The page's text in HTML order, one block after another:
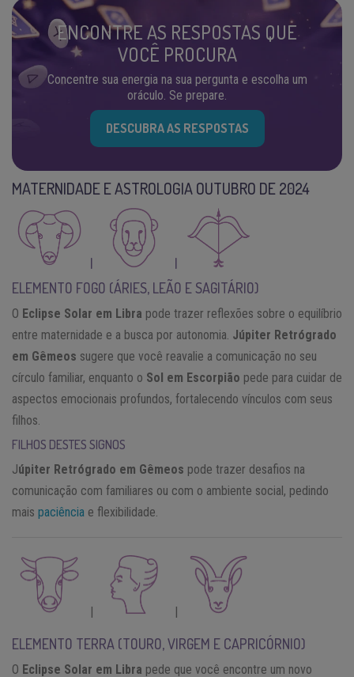
ENCONTRE AS RESPOSTAS QUE
VOCÊ PROCURA
Concentre sua energia na sua pergunta e escolha um
oráculo. Se prepare.
DESCUBRA AS RESPOSTAS
MATERNIDADE E ASTROLOGIA OUTUBRO DE 2024
|
|
ELEMENTO FOGO (ÁRIES, LEÃO E SAGITÁRIO)
O Eclipse Solar em Libra pode trazer reflexões sobre o equilíbrio
entre maternidade e a busca por autonomia. Júpiter Retrógrado
em Gêmeos sugere que você reavalie a comunicação no seu
círculo familiar, enquanto o Sol em Escorpião pede para cuidar de
aspectos emocionais profundos, fortalecendo vínculos com seus
filhos.
FILHOS DESTES SIGNOS
Júpiter Retrógrado em Gêmeos pode trazer desafios na
comunicação com familiares ou com o ambiente social, pedindo
mais paciência e flexibilidade.
| |
ELEMENTO TERRA (TOURO, VIRGEM E CAPRICÓRNIO)
O Eclipse Solar em Libra pede que você encontre um novo